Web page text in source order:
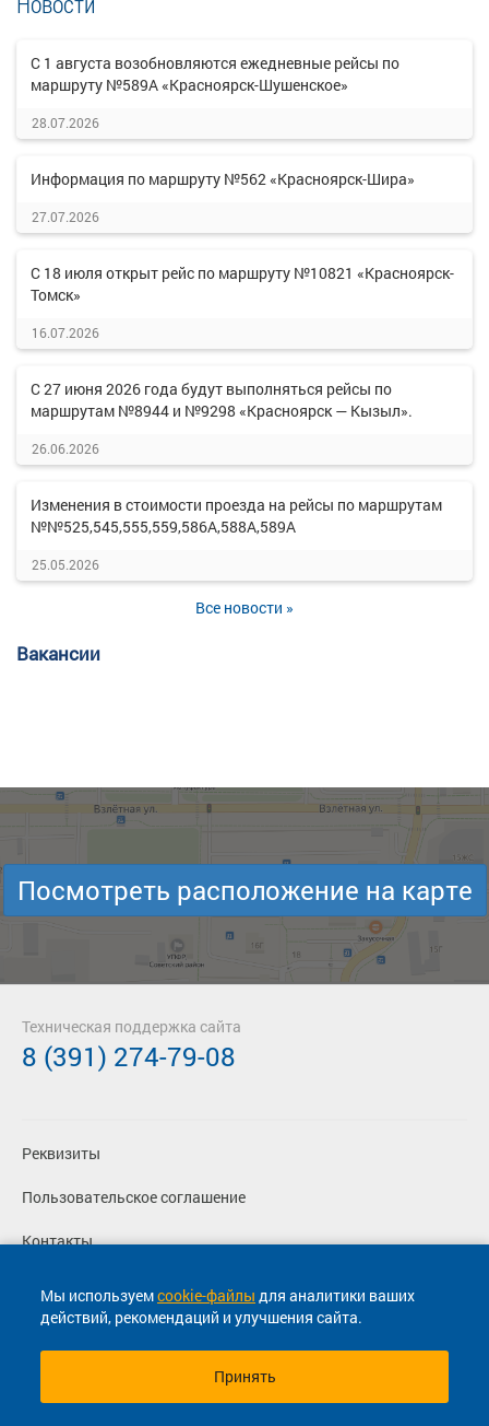
С 1 августа возобновляются ежедневные рейсы по
маршруту №589А «Красноярск-Шушенское»
28.07.2026
Информация по маршруту №562 «Красноярск-Шира»
27.07.2026
С 18 июля открыт рейс по маршруту №10821 «Красноярск-
Томск»
16.07.2026
С 27 июня 2026 года будут выполняться рейсы по
маршрутам №8944 и №9298 «Красноярск — Кызыл».
26.06.2026
Изменения в стоимости проезда на рейсы по маршрутам
№№525,545,555,559,586А,588А,589А
25.05.2026
Все новости »
Вакансии
Мы используемcookie-файлы для аналитики ваших
действий, рекомендаций и улучшения сайта.
Принять
Посмотреть расположение на карте
Реквизиты
Пользовательское соглашение
Контакты
Политика конфиденциальности
Перевозчикам
Техническая поддержка сайта
8 (391) 274-79-08
© 2013-2026, ООО "Капитал"- Онлайн сервис продажи